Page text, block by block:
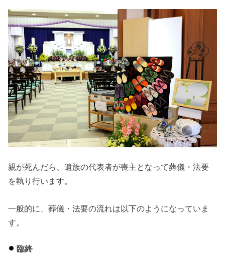
親が死んだら、遺族の代表者が喪主となって葬儀・法要
を執り行います。
一般的に、葬儀・法要の流れは以下のようになっていま
す。
臨終